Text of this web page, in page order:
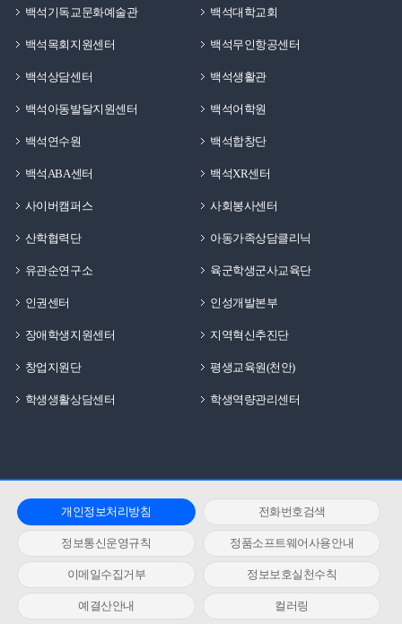
백석기독교문화예술관 백석대학교회
백석목회지원센터 백석무인항공센터
백석상담센터 백석생활관
백석아동발달지원센터 백석어학원
백석연수원 백석합창단
백석ABA센터 백석XR센터
사이버캠퍼스 사회봉사센터
산학협력단 아동가족상담클리닉
유관순연구소 육군학생군사교육단
인권센터 인성개발본부
장애학생지원센터 지역혁신추진단
창업지원단 평생교육원(천안)
학생생활상담센터 학생역량관리센터
개인정보처리방침 전화번호검색
정보통신운영규칙 정품소프트웨어사용안내
이메일수집거부 정보보호실천수칙
예결산안내 컬러링